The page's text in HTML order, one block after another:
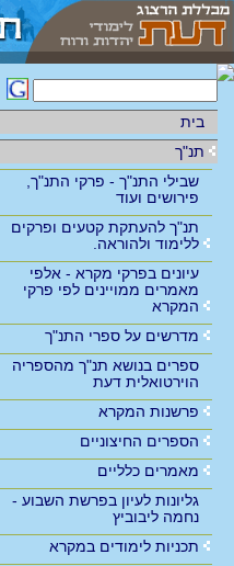
בית
תנ"ך
שבילי התנ"ך - פרקי התנ"ך,
פירושים ועוד
תנ"ך להעתקת קטעים ופרקים
ללימוד ולהוראה.
עיונים בפרקי מקרא - אלפי
מאמרים ממויינים לפי פרקי
המקרא
מדרשים על ספרי התנ"ך
ספרים בנושא תנ"ך מהספריה
הוירטואלית דעת
פרשנות המקרא
הספרים החיצוניים
מאמרים כלליים
גליונות לעיון בפרשת השבוע -
נחמה ליבוביץ
תכניות לימודים במקרא